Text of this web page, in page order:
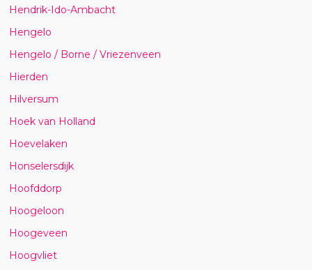
Hendrik-Ido-Ambacht
Hengelo
Hengelo / Borne / Vriezenveen
Hierden
Hilversum
Hoek van Holland
Hoevelaken
Honselersdijk
Hoofddorp
Hoogeloon
Hoogeveen
Hoogvliet